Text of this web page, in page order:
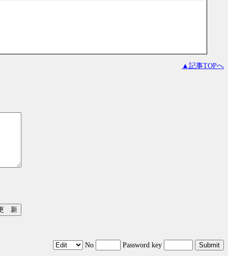
▲記事TOPへ
No Password key